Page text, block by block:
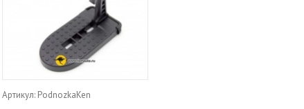
Артикул: PodnozkaKen